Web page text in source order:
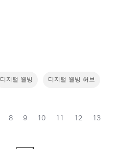
디지털 웰빙 디지털 웰빙 허브
8 9 10 11 12 13